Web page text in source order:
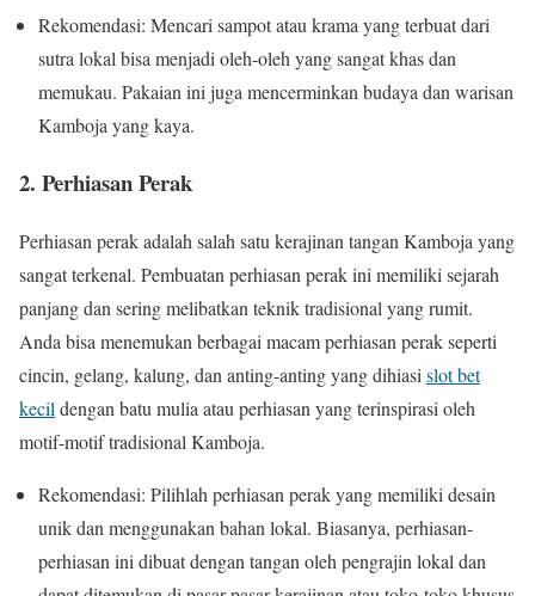
Rekomendasi: Mencari sampot atau krama yang terbuat dari
sutra lokal bisa menjadi oleh-oleh yang sangat khas dan
memukau. Pakaian ini juga mencerminkan budaya dan warisan
Kamboja yang kaya.
2. Perhiasan Perak
Perhiasan perak adalah salah satu kerajinan tangan Kamboja yang
sangat terkenal. Pembuatan perhiasan perak ini memiliki sejarah
panjang dan sering melibatkan teknik tradisional yang rumit.
Anda bisa menemukan berbagai macam perhiasan perak seperti
cincin, gelang, kalung, dan anting-anting yang dihiasi slot bet
kecil dengan batu mulia atau perhiasan yang terinspirasi oleh
motif-motif tradisional Kamboja.
Rekomendasi: Pilihlah perhiasan perak yang memiliki desain
unik dan menggunakan bahan lokal. Biasanya, perhiasan-
perhiasan ini dibuat dengan tangan oleh pengrajin lokal dan